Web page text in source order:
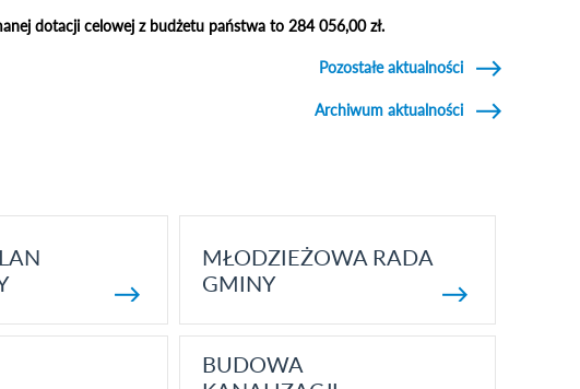
dotacji celowej z budżetu państwa to 284 056,00 zł.
Pozostałe aktualności
Archiwum aktualności
MŁODZIEŻOWA RADA
GMINY
BUDOWA